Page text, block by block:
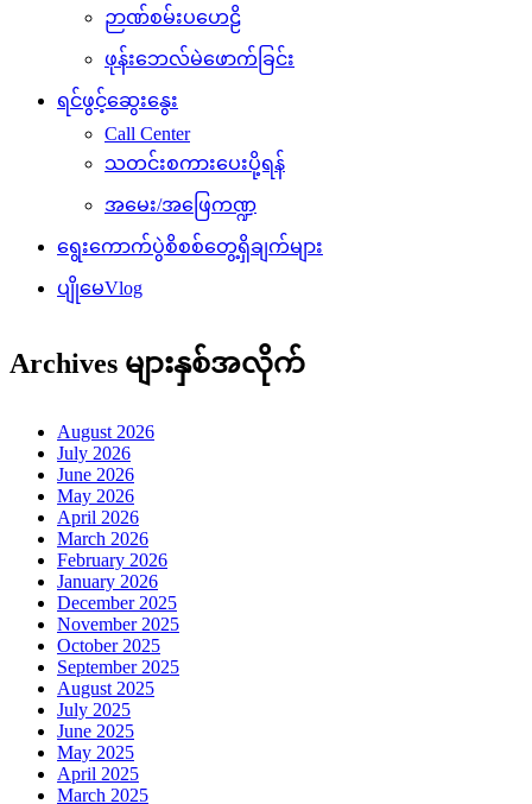
ဉာဏ်စမ်းပဟေဠိ
ဖုန်းဘေလ်မဲဖောက်ခြင်း
ရင်ဖွင့်ဆွေးနွေး
Call Center
သတင်းစကားပေးပို့ရန်
အမေး/အဖြေကဏ္ဍ
ရွေးကောက်ပွဲစိစစ်တွေ့ရှိချက်များ
ပျိုမေVlog
Archives များနှစ်အလိုက်
August 2026
July 2026
June 2026
May 2026
April 2026
March 2026
February 2026
January 2026
December 2025
November 2025
October 2025
September 2025
August 2025
July 2025
June 2025
May 2025
April 2025
March 2025